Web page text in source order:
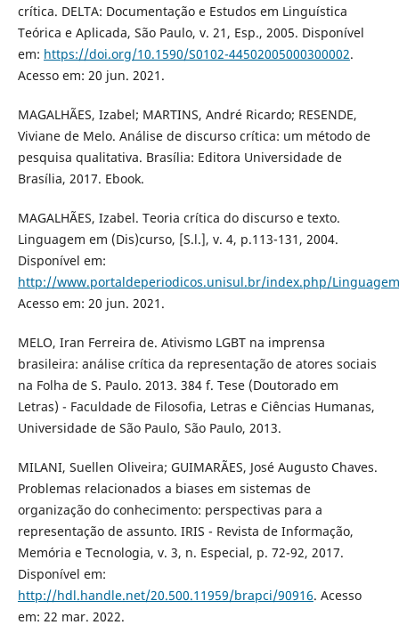
crítica. DELTA: Documentação e Estudos em Linguística
Teórica e Aplicada, São Paulo, v. 21, Esp., 2005. Disponível
em: https://doi.org/10.1590/S0102-44502005000300002.
Acesso em: 20 jun. 2021.
MAGALHÃES, Izabel; MARTINS, André Ricardo; RESENDE,
Viviane de Melo. Análise de discurso crítica: um método de
pesquisa qualitativa. Brasília: Editora Universidade de
Brasília, 2017. Ebook.
MAGALHÃES, Izabel. Teoria crítica do discurso e texto.
Linguagem em (Dis)curso, [S.l.], v. 4, p.113-131, 2004.
Disponível em:
http://www.portaldeperiodicos.unisul.br/index.php/
Acesso em: 20 jun. 2021.
MELO, Iran Ferreira de. Ativismo LGBT na imprensa
brasileira: análise crítica da representação de atores sociais
na Folha de S. Paulo. 2013. 384 f. Tese (Doutorado em
Letras) - Faculdade de Filosofia, Letras e Ciências Humanas,
Universidade de São Paulo, São Paulo, 2013.
MILANI, Suellen Oliveira; GUIMARÃES, José Augusto Chaves.
Problemas relacionados a biases em sistemas de
organização do conhecimento: perspectivas para a
representação de assunto. IRIS - Revista de Informação,
Memória e Tecnologia, v. 3, n. Especial, p. 72-92, 2017.
Disponível em:
http://hdl.handle.net/20.500.11959/brapci/90916. Acesso
em: 22 mar. 2022.